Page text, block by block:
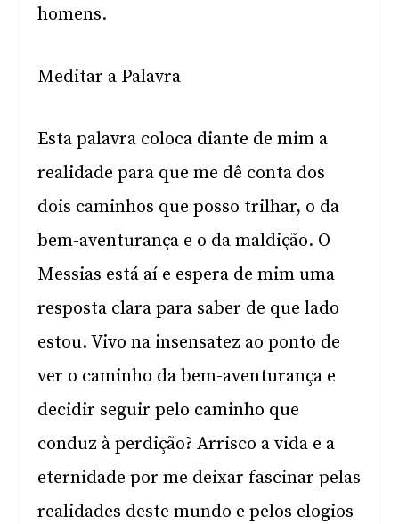
homens.
Meditar a Palavra
Esta palavra coloca diante de mim a
realidade para que me dê conta dos
dois caminhos que posso trilhar, o da
bem-aventurança e o da maldição. O
Messias está aí e espera de mim uma
resposta clara para saber de que lado
estou. Vivo na insensatez ao ponto de
ver o caminho da bem-aventurança e
decidir seguir pelo caminho que
conduz à perdição? Arrisco a vida e a
eternidade por me deixar fascinar pelas
realidades deste mundo e pelos elogios